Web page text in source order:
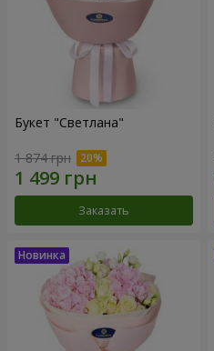
Букет "Светлана"
1 874 грн
Заказать